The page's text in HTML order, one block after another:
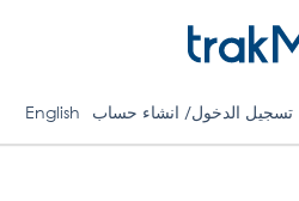
تسجيل الدخول/ انشاء حساب English